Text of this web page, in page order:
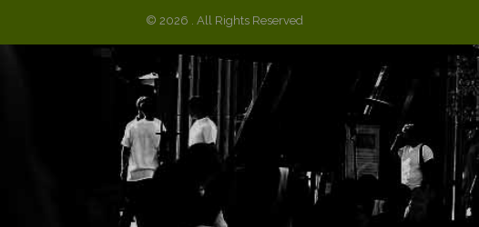
© 2026 . All Rights Reserved